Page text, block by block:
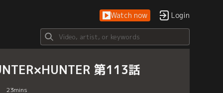
Watch now Login
第113話
23mins